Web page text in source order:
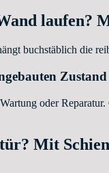
laufen?
buchstäblich die
oder
Mit